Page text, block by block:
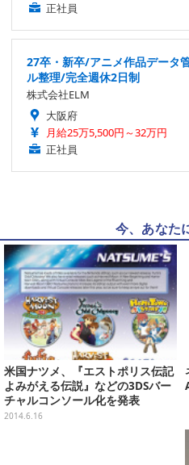
正社員
27卒・新卒/アニメ作品データ
ル整理/完全週休2日制
株式会社ELM
大阪府
月給25万5,500円～32万円
正社員
今、あなた
米国ナツメ、『エストポリス伝記
よみがえる伝説』などの3DSバー
チャルコンソール化を発表
2014.6.16